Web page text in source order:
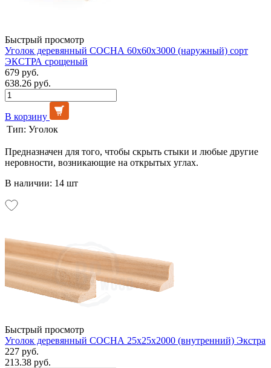
Быстрый просмотр
Уголок деревянный СОСНА 60х60х3000 (наружный) сорт
ЭКСТРА срощеный
679 руб.
638.26 руб.
В корзину
Тип: Уголок
Предназначен для того, чтобы скрыть стыки и любые другие
неровности, возникающие на открытых углах.
В наличии: 14 шт
Быстрый просмотр
Уголок деревянный СОСНА 25х25х2000 (внутренний) Экстра
227 руб.
213.38 руб.